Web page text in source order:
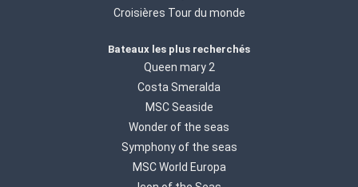
Croisières Tour du monde
Bateaux les plus recherchés
Queen mary 2
Costa Smeralda
MSC Seaside
Wonder of the seas
Symphony of the seas
MSC World Europa